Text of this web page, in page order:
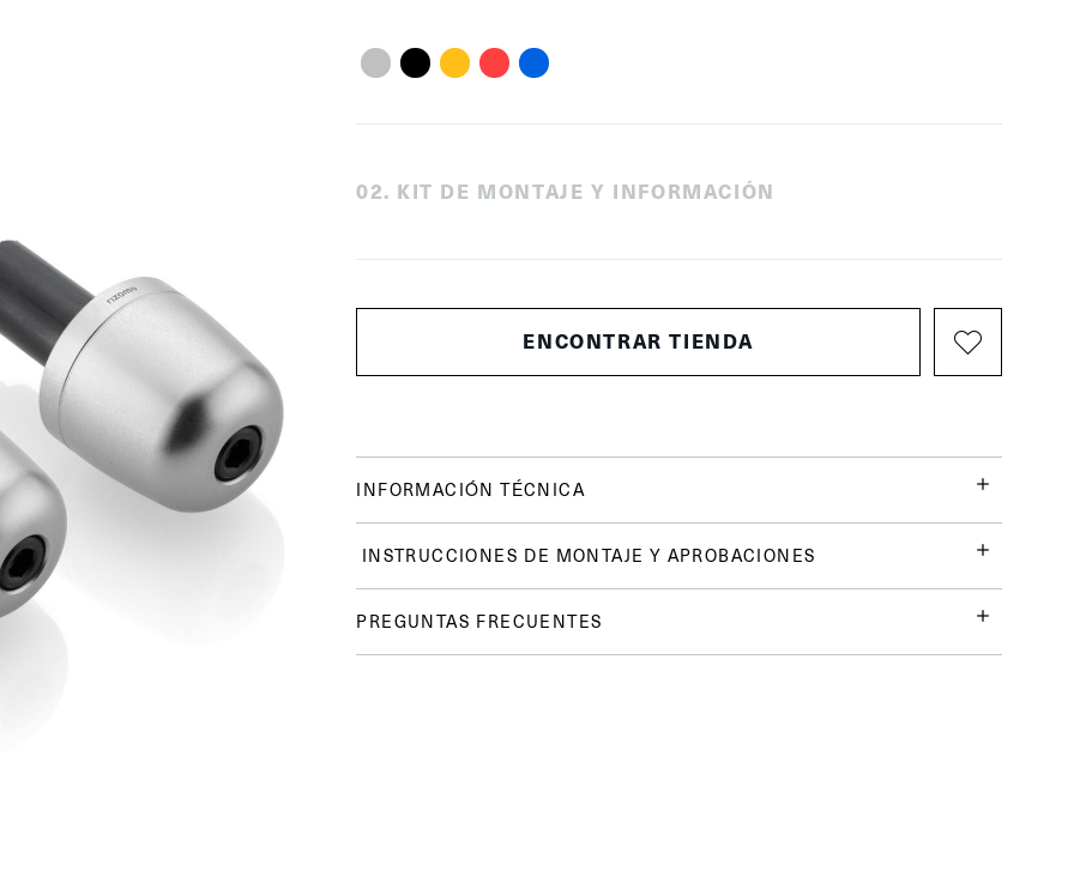
02. KIT DE MONTAJE Y INFORMACIÓN
ENCONTRAR TIENDA
INFORMACIÓN TÉCNICA
INSTRUCCIONES DE MONTAJE Y APROBACIONES
PREGUNTAS FRECUENTES